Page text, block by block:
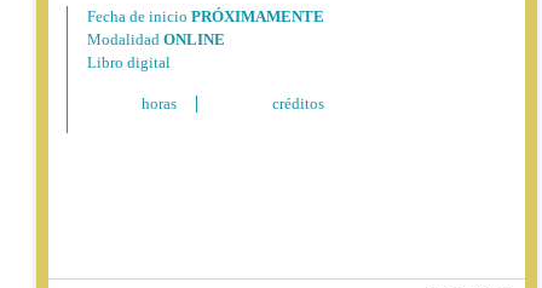
Fecha de inicio PRÓXIMAMENTE
Modalidad ONLINE
Libro digital
horas créditos